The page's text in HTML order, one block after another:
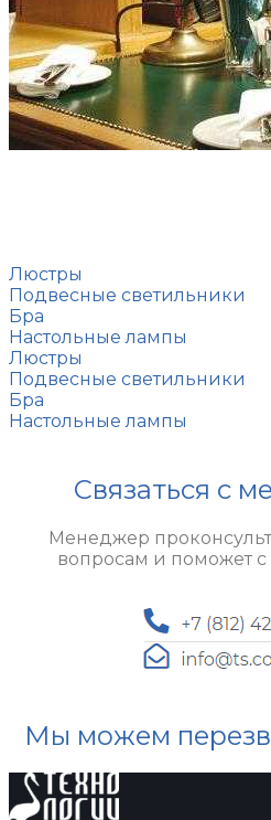
Люстры
Подвесные светильники
Бра
Настольные лампы
Люстры
Подвесные светильники
Бра
Настольные лампы
Связаться с
Менеджер
вопросам и поможет
Мы можем